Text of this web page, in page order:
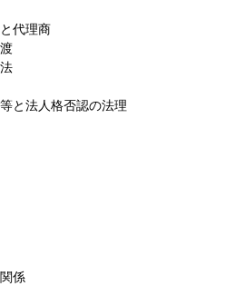
理商
人格否認の法理
係